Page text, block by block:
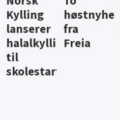
for Açai
Bowl
bli
førstevalg
i lite-